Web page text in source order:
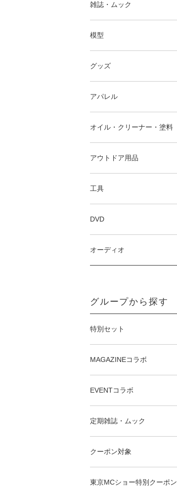
雑誌・ムック
模型
グッズ
アパレル
オイル・クリーナー・塗料
アウトドア用品
工具
DVD
オーディオ
グループから探す
特別セット
MAGAZINEコラボ
EVENTコラボ
定期雑誌・ムック
クーポン対象
東京MCショー特別クーポン